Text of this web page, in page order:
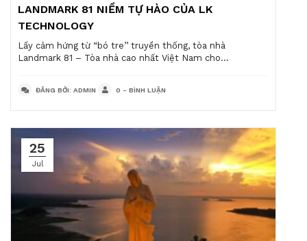
LANDMARK 81 NIỀM TỰ HÀO CỦA LK
TECHNOLOGY
Lấy cảm hứng từ “bó tre’’ truyền thống, tòa nhà
Landmark 81 – Tòa nhà cao nhất Việt Nam cho...
ĐĂNG BỞI: ADMIN 0 - BÌNH LUẬN
25
Jul